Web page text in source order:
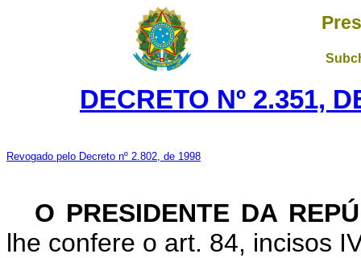
DECRETO Nº 2.351,
Revogado pelo Decreto nº 2.802, de 1998
O PRESIDENTE DA
lhe confere o art. 84, incisos